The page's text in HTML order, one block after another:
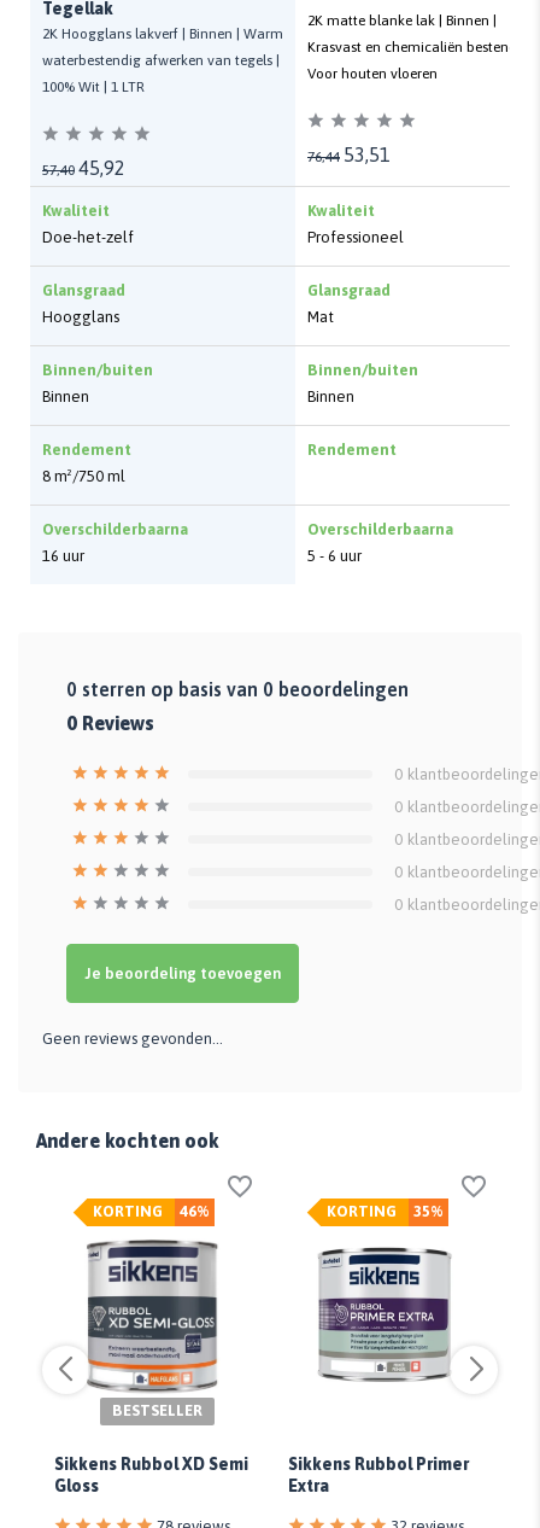
Tegellak
2K Hoogglans lakverf | Binnen | Warm
waterbestendig afwerken van tegels |
100% Wit | 1 LTR
57,40 45,92
Kwaliteit
Doe-het-zelf
Glansgraad
Hoogglans
Binnen/buiten
Binnen
Rendement
8 m²/750 ml
Overschilderbaarna
16 uur
2K matte blanke lak | Binnen |
Krasvast en chemicaliën bestendig |
Voor houten vloeren
76,44 53,51
Kwaliteit
Professioneel
Glansgraad
Mat
Binnen/buiten
Binnen
Rendement
Overschilderbaarna
5 - 6 uur
0 sterren op basis van 0 beoordelingen
0 Reviews
0
0
0
0
0
Je beoordeling toevoegen
Geen reviews gevonden...
Andere kochten ook
46%
KORTING
BESTSELLER
Sikkens Rubbol XD Semi
Gloss
35%
KORTING
Sikkens Rubbol Primer
Extra